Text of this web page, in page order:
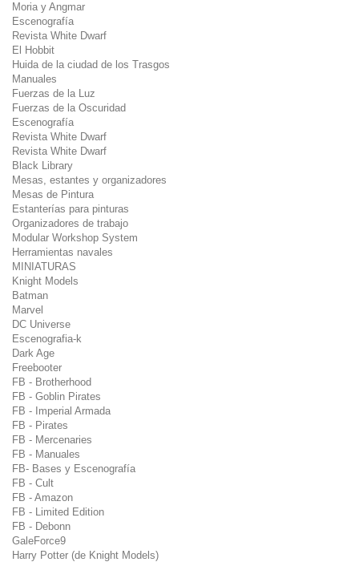
Moria y Angmar
Escenografía
Revista White Dwarf
El Hobbit
Huida de la ciudad de los Trasgos
Manuales
Fuerzas de la Luz
Fuerzas de la Oscuridad
Escenografía
Revista White Dwarf
Revista White Dwarf
Black Library
Mesas, estantes y organizadores
Mesas de Pintura
Estanterías para pinturas
Organizadores de trabajo
Modular Workshop System
Herramientas navales
MINIATURAS
Knight Models
Batman
Marvel
DC Universe
Escenografia-k
Dark Age
Freebooter
FB - Brotherhood
FB - Goblin Pirates
FB - Imperial Armada
FB - Pirates
FB - Mercenaries
FB - Manuales
FB- Bases y Escenografía
FB - Cult
FB - Amazon
FB - Limited Edition
FB - Debonn
GaleForce9
Harry Potter (de Knight Models)